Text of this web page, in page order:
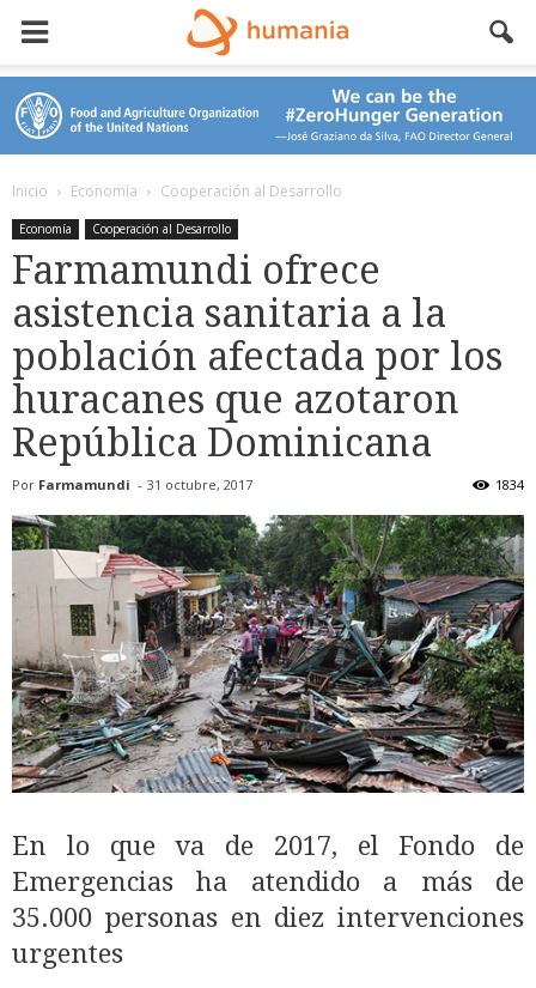
Inicio Economía Cooperación al Desarrollo
Economía Cooperación al Desarrollo
Farmamundi ofrece
asistencia sanitaria a la
población afectada por los
huracanes que azotaron
República Dominicana
Por Farmamundi - 31 octubre, 2017 1834
En lo que va de 2017, el Fondo de
Emergencias ha atendido a más de
35.000 personas en diez intervenciones
urgentes